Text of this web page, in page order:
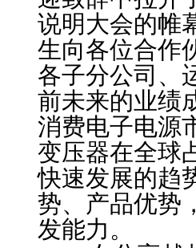
说明大会的帷
生向各位合作
各子分公司、
前未来的业绩
消费电子电源
变压器在全球
快速发展的趋
势、产品优势
发能力。